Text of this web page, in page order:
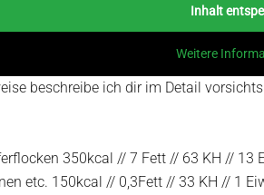
Inhalt
Weitere
beschreibe ich dir im Detail
350kcal // 7 Fett // 63 KH // 13
etc. 150kcal // 0,3Fett // 33 KH // 1